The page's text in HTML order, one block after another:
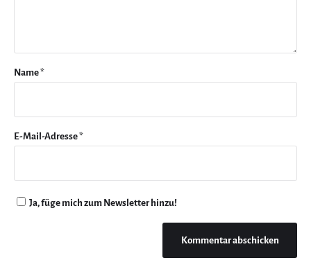
Name*
E-Mail-Adresse*
Ja, füge mich zum Newsletter hinzu!